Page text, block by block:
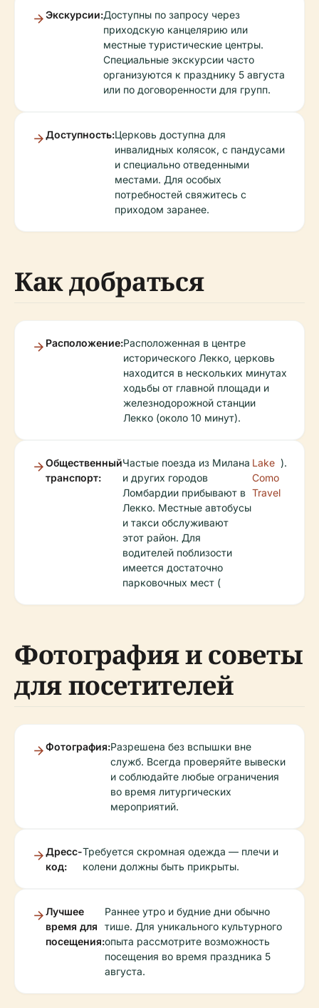
Экскурсии:Доступны по запросу через
приходскую канцелярию или
местные туристические центры.
Специальные экскурсии часто
организуются к празднику 5 августа
или по договоренности для групп.
Доступность:Церковь доступна для
инвалидных колясок, с пандусами
и специально отведенными
местами. Для особых
потребностей свяжитесь с
приходом заранее.
Как добраться
Расположение:Расположенная в центре
исторического Лекко, церковь
находится в нескольких минутах
ходьбы от главной площади и
железнодорожной станции
Лекко (около 10 минут).
Общественный
транспорт:
Частые поезда из Милана
и других городов
Ломбардии прибывают в
Лекко. Местные автобусы
и такси обслуживают
этот район. Для
водителей поблизости
имеется достаточно
парковочных мест (
Lake
Como
Travel
).
Фотография и советы
для посетителей
Фотография:Разрешена без вспышки вне
служб. Всегда проверяйте вывески
и соблюдайте любые ограничения
во время литургических
мероприятий.
Дресс-
код:
Требуется скромная одежда — плечи и
колени должны быть прикрыты.
Лучшее
время для
посещения:
Раннее утро и будние дни обычно
тише. Для уникального культурного
опыта рассмотрите возможность
посещения во время праздника 5
августа.